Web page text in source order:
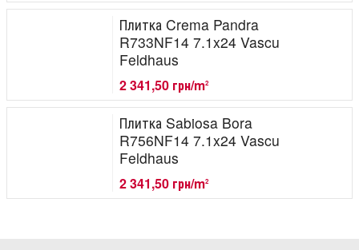
Плитка Crema Pandra
R733NF14 7.1x24 Vascu
Feldhaus
2 341,50 грн/m2
Плитка Sabiosa Bora
R756NF14 7.1x24 Vascu
Feldhaus
2 341,50 грн/m2